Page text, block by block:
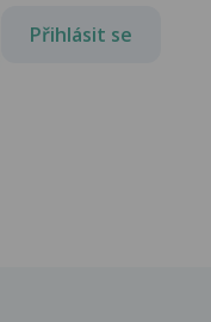
Přihlásit se